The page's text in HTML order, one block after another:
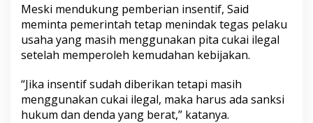
Meski mendukung pemberian insentif, Said
meminta pemerintah tetap menindak tegas pelaku
usaha yang masih menggunakan pita cukai ilegal
setelah memperoleh kemudahan kebijakan.
“Jika insentif sudah diberikan tetapi masih
menggunakan cukai ilegal, maka harus ada sanksi
hukum dan denda yang berat,” katanya.